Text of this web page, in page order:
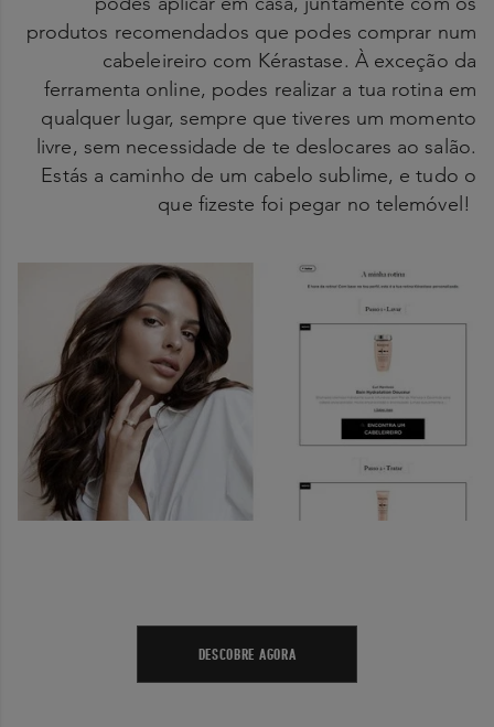
produtos recomendados que podes comprar num
cabeleireiro com Kérastase. À exceção da
ferramenta online, podes realizar a tua rotina em
qualquer lugar, sempre que tiveres um momento
livre, sem necessidade de te deslocares ao salão.
Estás a caminho de um cabelo sublime, e tudo o
que fizeste foi pegar no telemóvel!
DESCOBRE AGORA